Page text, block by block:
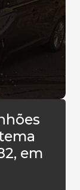
em